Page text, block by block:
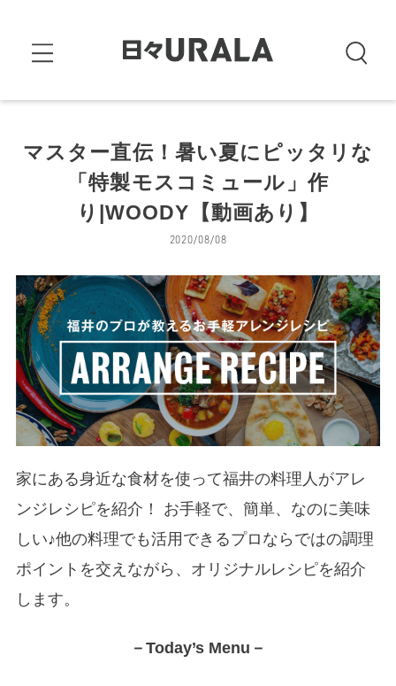
マスター直伝！暑い夏にピッタリな
「特製モスコミュール」作
り|WOODY【動画あり】
2020/08/08
家にある身近な食材を使って福井の料理人がアレ
ンジレシピを紹介！ お手軽で、簡単、なのに美味
しい♪他の料理でも活用できるプロならではの調理
ポイントを交えながら、オリジナルレシピを紹介
します。
－Today’s Menu－